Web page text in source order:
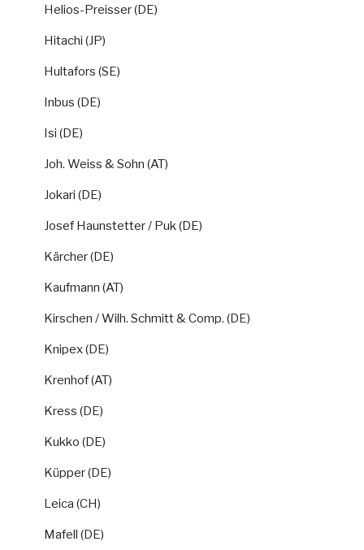
Helios-Preisser (DE)
Hitachi (JP)
Hultafors (SE)
Inbus (DE)
Isi (DE)
Joh. Weiss & Sohn (AT)
Jokari (DE)
Josef Haunstetter / Puk (DE)
Kärcher (DE)
Kaufmann (AT)
Kirschen / Wilh. Schmitt & Comp. (DE)
Knipex (DE)
Krenhof (AT)
Kress (DE)
Kukko (DE)
Küpper (DE)
Leica (CH)
Mafell (DE)